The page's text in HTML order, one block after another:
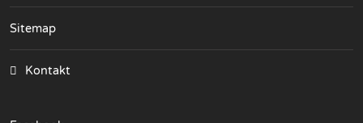
Sitemap
Kontakt